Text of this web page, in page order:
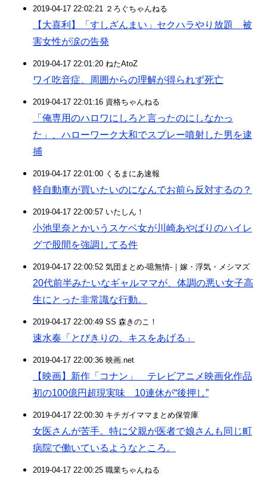
2019-04-17 22:02:21 ２ろぐちゃんねる
【大喜利】「すしざんまい」セクハラやり放題 被
害女性が涙の告発
2019-04-17 22:01:20 ねたAtoZ
ワイ吃音症、周囲からの理解が得られず死亡
2019-04-17 22:01:16 資格ちゃんねる
「俺専用のハロワにしろと言ったのにしなかっ
た」、ハローワーク大和でスプレー噴射した男を逮
捕
2019-04-17 22:01:00 くるまにあ速報
軽自動車が買いたいのになんでお前ら反対するの？
2019-04-17 22:00:57 いたしん！
小池里奈とかいうスケベ女が川崎あやばりのハイレ
グで股間を強調してる件
2019-04-17 22:00:52 気団まとめ-噫無情-｜嫁・浮気・メシマズ
20代前半みたいなギャルママが、体調の悪い女子高
生にとった非常識な行動。
2019-04-17 22:00:49 SS 森きのこ！
速水奏「とびきりの、キスをあげる」
2019-04-17 22:00:36 映画.net
【映画】新作「コナン」 テレビアニメ映画化作品
初の100億円超現実味 10連休が“後押し”
2019-04-17 22:00:30 キチガイママまとめ保管庫
女医さんが苦手。特に父親が医者で娘さんも同じ町
病院で働いているようなところ。
2019-04-17 22:00:25 職業ちゃんねる